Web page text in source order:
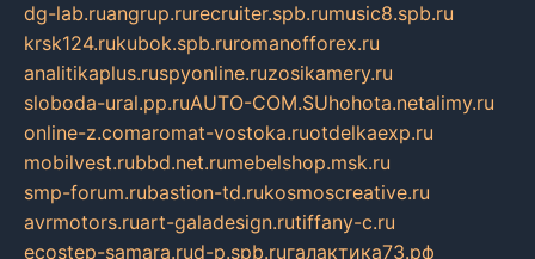
dg-lab.ruangrup.rurecruiter.spb.rumusic8.spb.ru
krsk124.rukubok.spb.ruromanofforex.ru
analitikaplus.ruspyonline.ruzosikamery.ru
sloboda-ural.pp.ruAUTO-COM.SUhohota.netalimy.ru
online-z.comaromat-vostoka.ruotdelkaexp.ru
mobilvest.rubbd.net.rumebelshop.msk.ru
smp-forum.rubastion-td.rukosmoscreative.ru
avrmotors.ruart-galadesign.rutiffany-c.ru
ecostep-samara.rud-p.spb.ruгалактика73.рф